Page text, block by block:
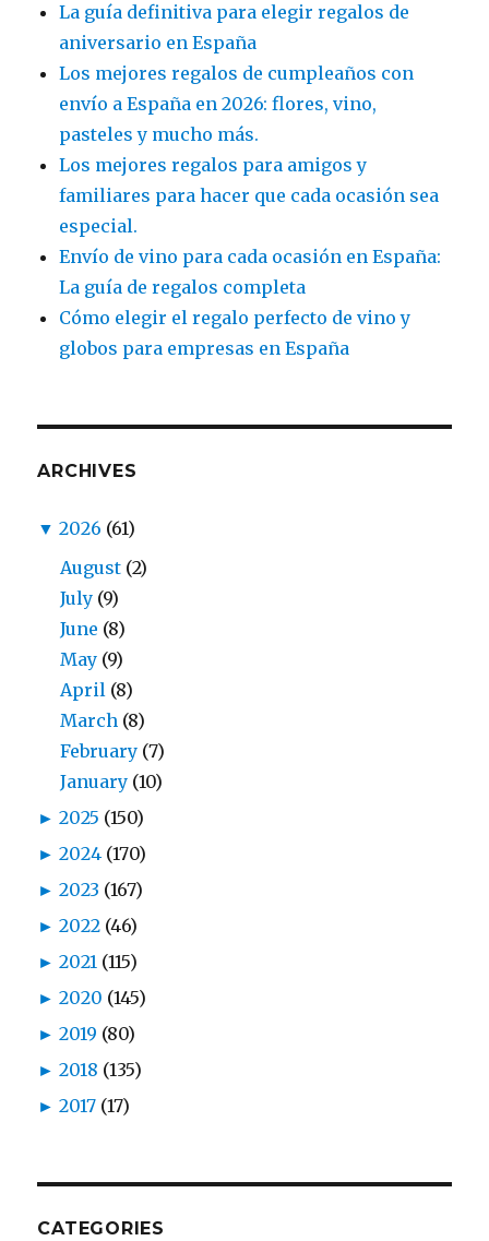
La guía definitiva para elegir regalos de
aniversario en España
Los mejores regalos de cumpleaños con
envío a España en 2026: flores, vino,
pasteles y mucho más.
Los mejores regalos para amigos y
familiares para hacer que cada ocasión sea
especial.
Envío de vino para cada ocasión en España:
La guía de regalos completa
Cómo elegir el regalo perfecto de vino y
globos para empresas en España
ARCHIVES
▼ 2026 (61)
August (2)
July (9)
June (8)
May (9)
April (8)
March (8)
February (7)
January (10)
► 2025 (150)
► 2024 (170)
► 2023 (167)
► 2022 (46)
► 2021 (115)
► 2020 (145)
► 2019 (80)
► 2018 (135)
► 2017 (17)
CATEGORIES